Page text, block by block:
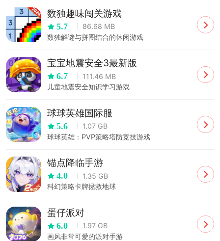
数独趣味闯关游戏
5.7
86.68 MB
数独解谜与拼图结合的休闲游戏
宝宝地震安全3最新版
6.7
111.46 MB
儿童地震安全知识学习游戏
球球英雄国际服
5.6
1.07 GB
球球英雄：PVP策略塔防竞技游戏
锚点降临手游
4.0
1.35 GB
科幻策略卡牌拯救地球
蛋仔派对
6.0
1.97 GB
画风非常可爱的派对手游